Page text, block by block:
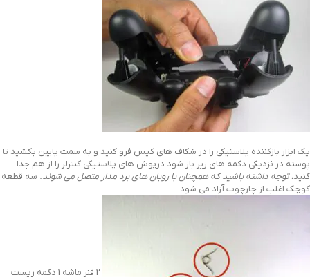
یک ابزار بازکننده پلاستیکی را در شکاف های کیس فرو کنید و به سمت پایین بکشید تا
پوسته در نزدیکی دکمه های زیر باز شود.درپوش های پلاستیکی کنترلر را از هم جدا
کنید، توجه داشته باشید که همچنان با روبان های برد مدار متصل می شوند. سه قطعه
کوچک اغلب از چارچوب آزاد می شود.
2 فنر ماشه 1 دکمه ریست